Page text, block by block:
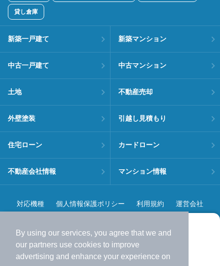
By using our services, you agree that we and
our partners use cookies to improve
advertising and enhance your experience on
より使いやすくなった
アプリで物件探ししませんか？
貸し倉庫
新築一戸建て 新築マンション
中古一戸建て 中古マンション
土地 不動産売却
外壁塗装 引越し見積もり
住宅ローン カードローン
不動産会社情報 マンション情報
対応機種 個人情報保護ポリシー 利用規約 運営会社